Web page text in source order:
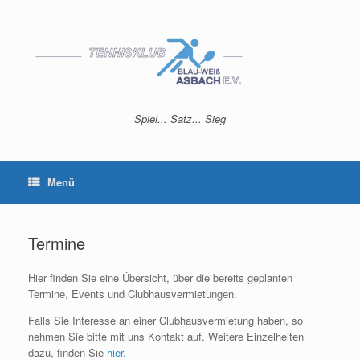
Spiel... Satz... Sieg
Menü
Termine
Hier finden Sie eine Übersicht, über die bereits geplanten
Termine, Events und Clubhausvermietungen.
Falls Sie Interesse an einer Clubhausvermietung haben, so
nehmen Sie bitte mit uns Kontakt auf. Weitere Einzelheiten
dazu, finden Sie hier.